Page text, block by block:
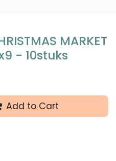
MARKET
- 10stuks
Add to Cart